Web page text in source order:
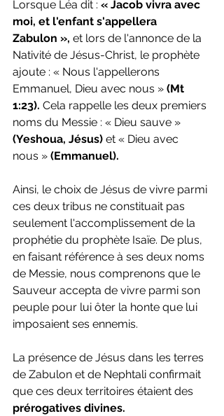
Lorsque Léa dit : « Jacob vivra avec
moi, et l'enfant s'appellera
Zabulon », et lors de l'annonce de la
Nativité de Jésus-Christ, le prophète
ajoute : « Nous l'appellerons
Emmanuel, Dieu avec nous » (Mt
1:23). Cela rappelle les deux premiers
noms du Messie : « Dieu sauve »
(Yeshoua, Jésus) et « Dieu avec
nous » (Emmanuel).
Ainsi, le choix de Jésus de vivre parmi
ces deux tribus ne constituait pas
seulement l'accomplissement de la
prophétie du prophète Isaïe. De plus,
en faisant référence à ses deux noms
de Messie, nous comprenons que le
Sauveur accepta de vivre parmi son
peuple pour lui ôter la honte que lui
imposaient ses ennemis.
La présence de Jésus dans les terres
de Zabulon et de Nephtali confirmait
que ces deux territoires étaient des
prérogatives divines.